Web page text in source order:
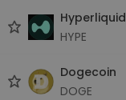
Hyperliquid
HYPE
Dogecoin
DOGE